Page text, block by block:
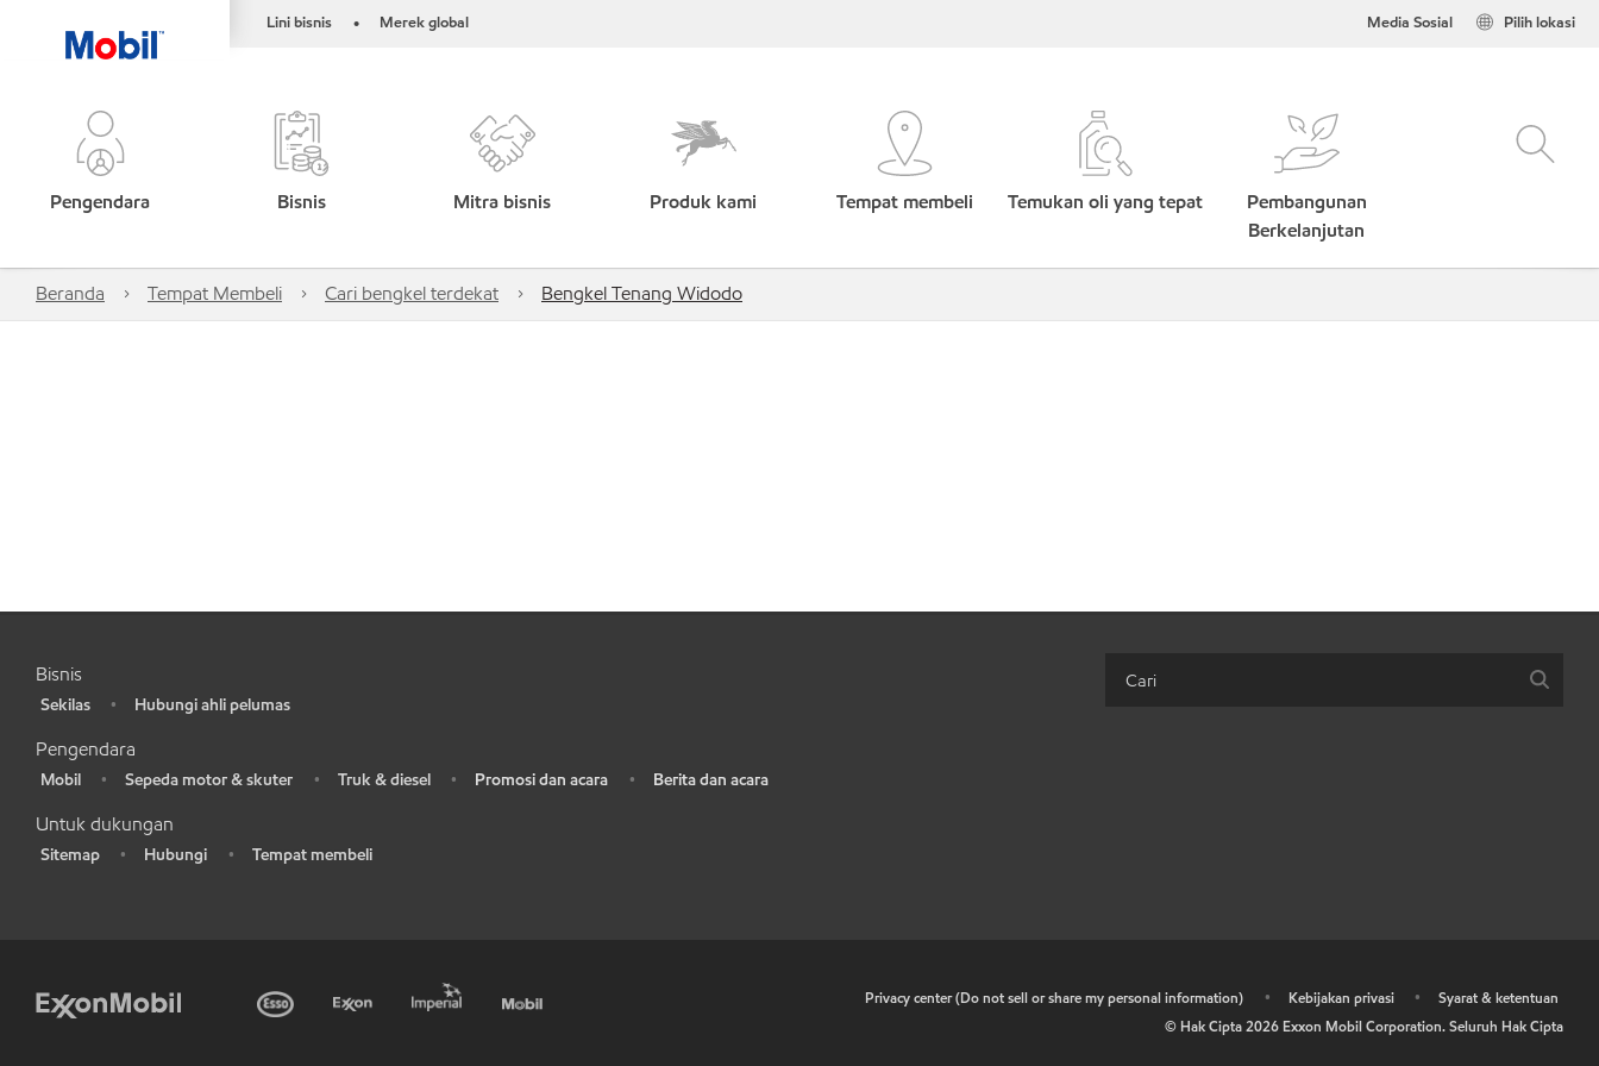
Lini bisnis • Merek global Pilih lokasi
Media Sosial
Pengendara Bisnis Mitra bisnis Produk kami Tempat membeli Temukan oli yang tepat
Pembangunan
Berkelanjutan
Beranda Tempat Membeli Cari bengkel terdekat Bengkel Tenang Widodo
Bisnis
Sekilas • Hubungi ahli pelumas
Pengendara
Mobil • Sepeda motor & skuter • Truk & diesel • Promosi dan acara • Berita dan acara
Untuk dukungan
Sitemap • Hubungi • Tempat membeli
Privacy center (Do not sell or share my personal information) • Kebijakan privasi •
Syarat & ketentuan
© Hak Cipta2026 Exxon Mobil Corporation. Seluruh Hak Cipta